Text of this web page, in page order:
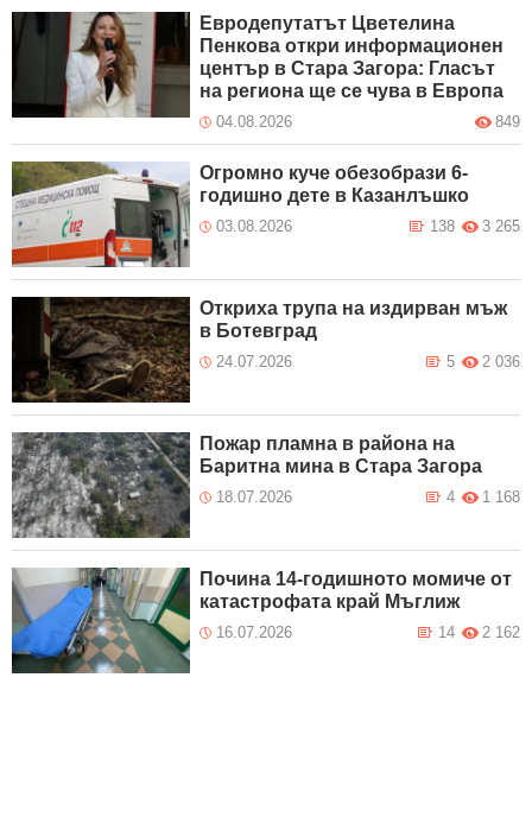
Евродепутатът Цветелина
Пенкова откри информационен
център в Стара Загора: Гласът
на региона ще се чува в Европа
04.08.2026 849
Огромно куче обезобрази 6-
годишно дете в Казанлъшко
03.08.2026 3 265
138
Откриха трупа на издирван мъж
в Ботевград
24.07.2026 2 036
5
Пожар пламна в района на
Баритна мина в Стара Загора
18.07.2026 1 168
4
Почина 14-годишното момиче от
катастрофата край Мъглиж
16.07.2026 2 162
14